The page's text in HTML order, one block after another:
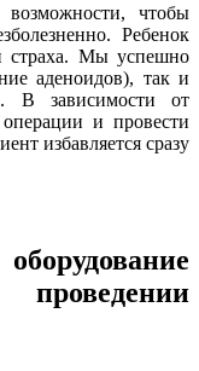
чтобы
Ребенок
страха. Мы успешно
аденоидов), так и
В зависимости от
и провести
избавляется сразу